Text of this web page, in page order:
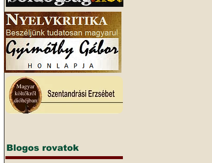
Blogos rovatok